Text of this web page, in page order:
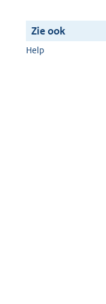
Zie ook
Help